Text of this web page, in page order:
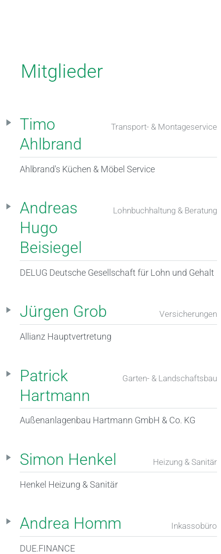
Mitglieder
Timo
Ahlbrand
Transport- & Montageservice
Ahlbrand's Küchen & Möbel Service
Andreas
Hugo
Beisiegel
Lohnbuchhaltung & Beratung
DELUG Deutsche Gesellschaft für Lohn und Gehalt
Jürgen Grob Versicherungen
Allianz Hauptvertretung
Patrick
Hartmann
Garten- & Landschaftsbau
Außenanlagenbau Hartmann GmbH & Co. KG
Simon Henkel Heizung & Sanitär
Henkel Heizung & Sanitär
Andrea Homm Inkassobüro
DUE.FINANCE